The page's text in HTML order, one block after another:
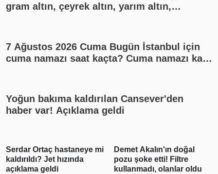
gram altın, çeyrek altın, yarım altın,
7 Ağustos 2026 Cuma Bugün İstanbul için
cuma namazı saat kaçta? Cuma namazı kaç
Yoğun bakıma kaldırılan Cansever'den
haber var! Açıklama geldi
Serdar Ortaç hastaneye mi
kaldırıldı? Jet hızında
açıklama geldi
Demet Akalın'ın doğal
pozu şoke etti! Filtre
kullanmadı, olanlar oldu